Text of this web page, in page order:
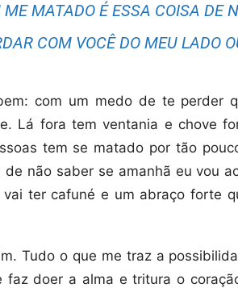
ME MATADO É ESSA COISA DE
COM VOCÊ DO MEU LADO
com um medo de te perder
Lá fora tem ventania e chove
tem se matado por tão
não saber se amanhã eu vou
ter cafuné e um abraço forte
Tudo o que me traz a
faz doer a alma e tritura o